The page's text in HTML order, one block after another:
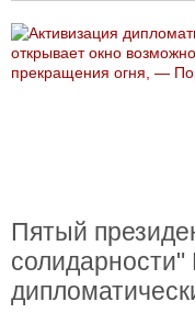
Пятый
солидарности"